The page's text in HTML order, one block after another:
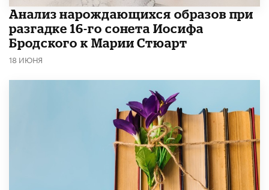
Анализ нарождающихся образов при
разгадке 16-го сонета Иосифа
Бродского к Марии Стюарт
18 ИЮНЯ